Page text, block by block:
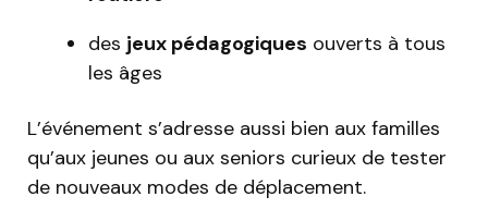
des jeux pédagogiques ouverts à tous
les âges
L’événement s’adresse aussi bien aux familles
qu’aux jeunes ou aux seniors curieux de tester
de nouveaux modes de déplacement.